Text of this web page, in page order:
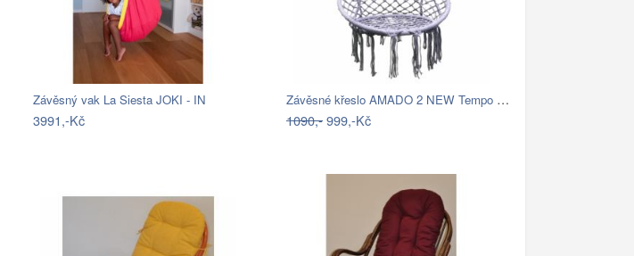
Závěsný vak La Siesta JOKI - IN
3991,-Kč
Závěsné křeslo AMADO 2 NEW Tempo Kondela
1090,-999,-Kč